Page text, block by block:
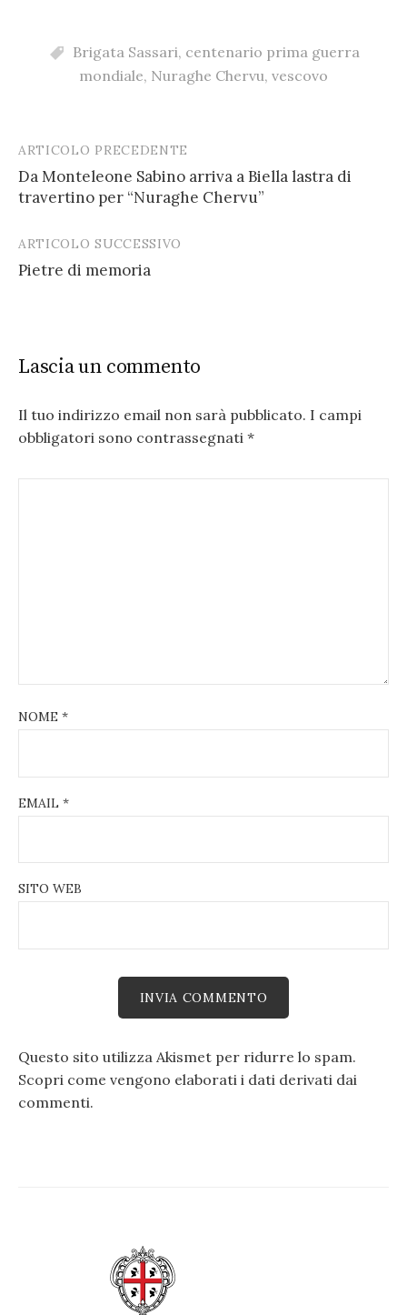
Brigata Sassari, centenario prima guerra
mondiale, Nuraghe Chervu, vescovo
Post
navigation
ARTICOLO PRECEDENTE
Da Monteleone Sabino arriva a Biella lastra di
travertino per “Nuraghe Chervu”
ARTICOLO SUCCESSIVO
Pietre di memoria
Lascia un commento
Il tuo indirizzo email non sarà pubblicato. I campi
obbligatori sono contrassegnati *
NOME *
EMAIL *
SITO WEB
Questo sito utilizza Akismet per ridurre lo spam.
Scopri come vengono elaborati i dati derivati dai
commenti.